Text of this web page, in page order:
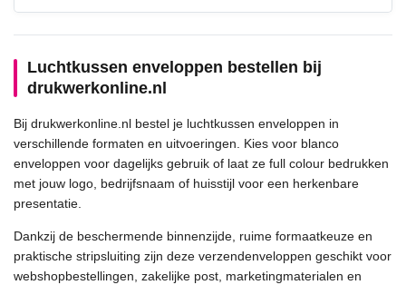
Luchtkussen enveloppen bestellen bij
drukwerkonline.nl
Bij drukwerkonline.nl bestel je luchtkussen enveloppen in
verschillende formaten en uitvoeringen. Kies voor blanco
enveloppen voor dagelijks gebruik of laat ze full colour bedrukken
met jouw logo, bedrijfsnaam of huisstijl voor een herkenbare
presentatie.
Dankzij de beschermende binnenzijde, ruime formaatkeuze en
praktische stripsluiting zijn deze verzendenveloppen geschikt voor
webshopbestellingen, zakelijke post, marketingmaterialen en